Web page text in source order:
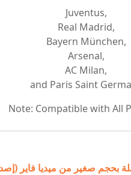
Juventus,
Real Madrid,
Bayern München,
Arsenal,
AC Milan,
and Paris Saint
Note: Compatible with All